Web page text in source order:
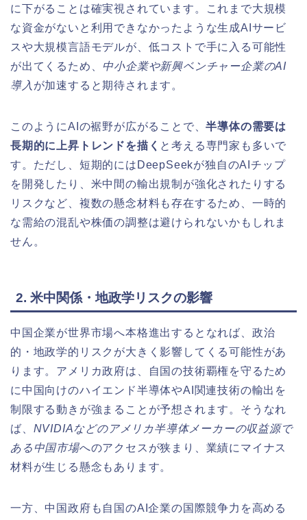
に下がることは確実視されています。これまで大規模
な資金がないと利用できなかったような生成AIサービ
スや大規模言語モデルが、低コストで手に入る可能性
が出てくるため、 中小企業や新興ベンチャー企業のAI
導入 が加速すると期待されます。
このようにAIの裾野が広がることで、半導体の需要は
長期的に上昇トレンドを描く と考える専門家も多いで
す。ただし、短期的にはDeepSeekが独自のAIチップ
を開発したり、米中間の輸出規制が強化されたりする
リスクなど、複数の懸念材料も存在するため、一時的
な需給の混乱や株価の調整は避けられないかもしれま
せん。
2. 米中関係・地政学リスクの影響
中国企業が世界市場へ本格進出するとなれば、政治
的・地政学的リスクが大きく影響してくる可能性があ
ります。アメリカ政府は、自国の技術覇権を守るため
に中国向けのハイエンド半導体やAI関連技術の輸出を
制限する動きが強まることが予想されます。そうなれ
ば、 NVIDIAなどのアメリカ半導体メーカーの収益源で
ある中国市場へのアクセスが狭まり、業績にマイナス
材料が生じる懸念もあります。
一方、中国政府も自国のAI企業の国際競争力を高める